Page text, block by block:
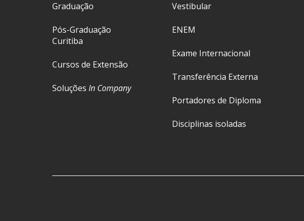
Graduação
Pós-Graduação
Curitiba
Cursos de Extensão
Soluções In Company
Vestibular
ENEM
Exame Internacional
Transferência Externa
Portadores de Diploma
Disciplinas isoladas